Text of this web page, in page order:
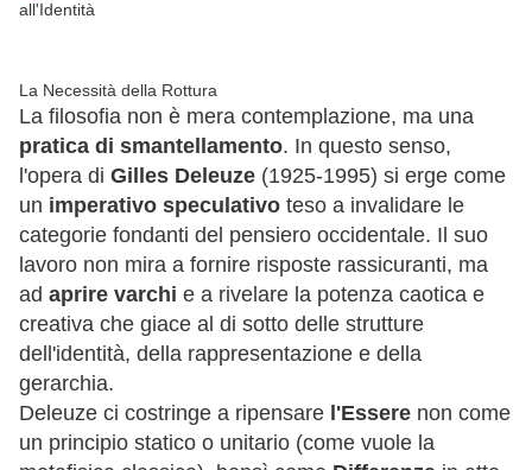
La Necessità della Rottura
La filosofia non è mera contemplazione, ma una
pratica di smantellamento. In questo senso,
l'opera di Gilles Deleuze (1925-1995) si erge come
un imperativo speculativo teso a invalidare le
categorie fondanti del pensiero occidentale. Il suo
lavoro non mira a fornire risposte rassicuranti, ma
ad aprire varchi e a rivelare la potenza caotica e
creativa che giace al di sotto delle strutture
dell'identità, della rappresentazione e della
gerarchia.
Deleuze ci costringe a ripensare l'Essere non come
un principio statico o unitario (come vuole la